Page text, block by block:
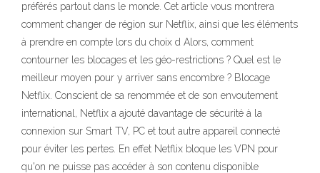
préférés partout dans le monde. Cet article vous montrera
comment changer de région sur Netflix, ainsi que les éléments
à prendre en compte lors du choix d Alors, comment
contourner les blocages et les géo-restrictions ? Quel est le
meilleur moyen pour y arriver sans encombre ? Blocage
Netflix. Conscient de sa renommée et de son envoutement
international, Netflix a ajouté davantage de sécurité à la
connexion sur Smart TV, PC et tout autre appareil connecté
pour éviter les pertes. En effet Netflix bloque les VPN pour
qu'on ne puisse pas accéder à son contenu disponible